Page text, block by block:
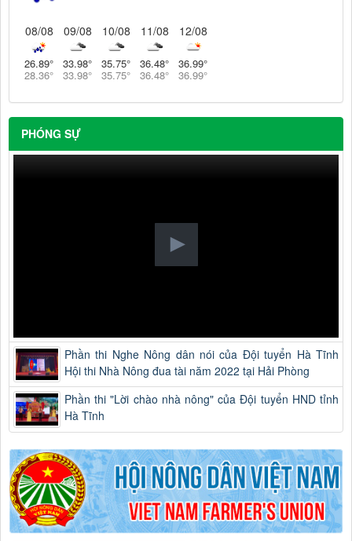
08/08
26.89°
28.36°
09/08
33.98°
33.98°
10/08
35.75°
35.75°
11/08
36.48°
36.48°
12/08
36.99°
36.99°
PHÓNG SỰ
Phần thi Nghe Nông dân nói của Đội tuyển Hà Tĩnh
Hội thi Nhà Nông đua tài năm 2022 tại Hải Phòng
Phần thi "Lời chào nhà nông" của Đội tuyển HND tỉnh
Hà Tĩnh